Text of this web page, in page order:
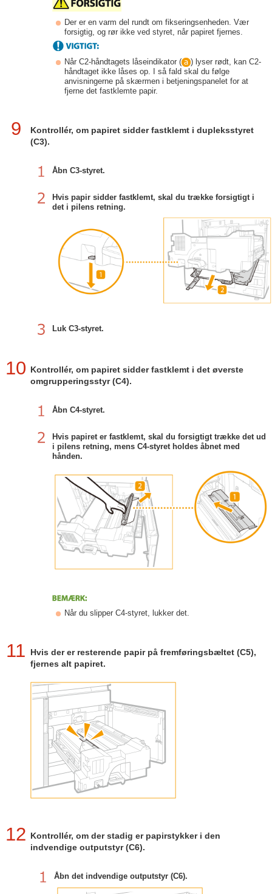
Der er en varm del rundt om fikseringsenheden. Vær
forsigtig, og rør ikke ved styret, når papiret fjernes.
Når C2-håndtagets låseindikator (
) lyser rødt, kan C2-
håndtaget ikke låses op. I så fald skal du følge
anvisningerne på skærmen i betjeningspanelet for at
fjerne det fastklemte papir.
9
Kontrollér, om papiret sidder fastklemt i dupleksstyret
(C3).
Åbn C3-styret.
Hvis papir sidder fastklemt, skal du trække forsigtigt i
det i pilens retning.
Luk C3-styret.
10 Kontrollér, om papiret sidder fastklemt i det øverste
omgrupperingsstyr (C4).
Åbn C4-styret.
Hvis papiret er fastklemt, skal du forsigtigt trække det ud
i pilens retning, mens C4-styret holdes åbnet med
hånden.
Når du slipper C4-styret, lukker det.
11
Hvis der er resterende papir på fremføringsbæltet (C5),
fjernes alt papiret.
12 Kontrollér, om der stadig er papirstykker i den
indvendige outputstyr (C6).
Åbn det indvendige outputstyr (C6).